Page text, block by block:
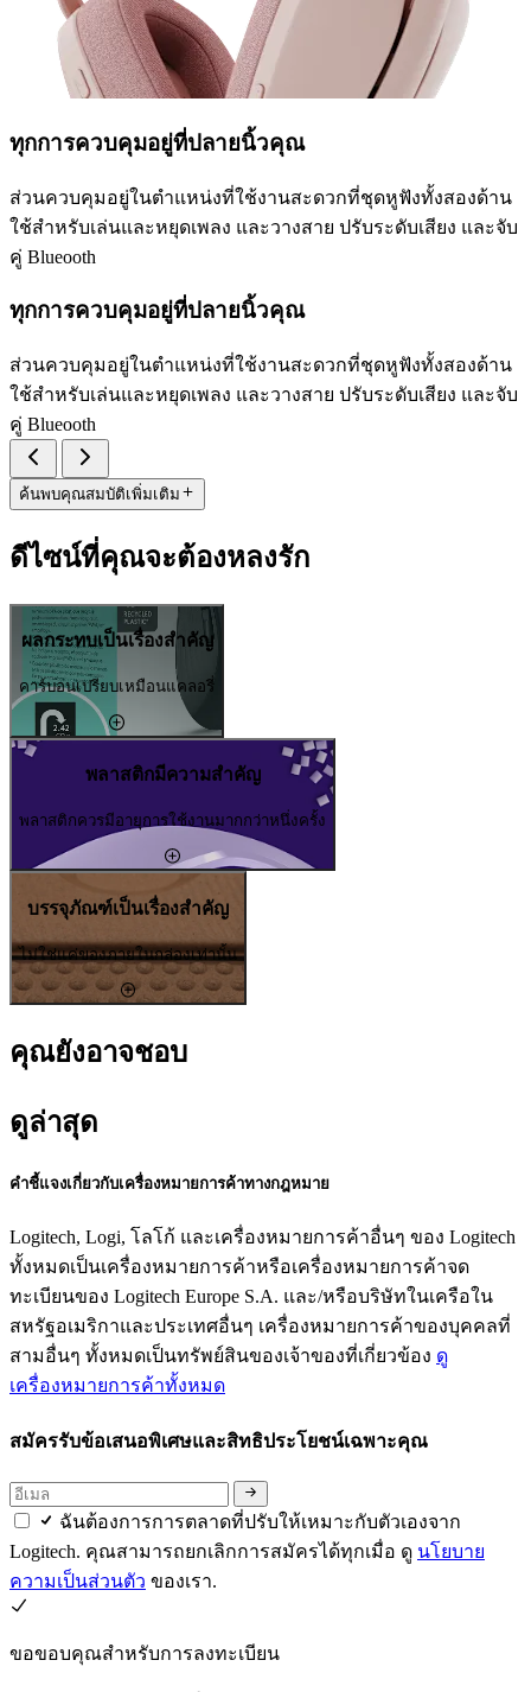
ทุกการควบคุมอยู่ที่ปลายนิ้วคุณ
ส่วนควบคุมอยู่ในตำแหน่งที่ใช้งานสะดวกที่ชุดหูฟังทั้งสองด้าน
ใช้สำหรับเล่นและหยุดเพลง และวางสาย ปรับระดับเสียง และจับ
คู่ Blueooth
ทุกการควบคุมอยู่ที่ปลายนิ้วคุณ
ส่วนควบคุมอยู่ในตำแหน่งที่ใช้งานสะดวกที่ชุดหูฟังทั้งสองด้าน
ใช้สำหรับเล่นและหยุดเพลง และวางสาย ปรับระดับเสียง และจับ
คู่ Blueooth
ค้นพบคุณสมบัติเพิ่มเติม
ดีไซน์ที่คุณจะต้องหลงรัก
ผลกระทบเป็นเรื่องสำคัญ
คาร์บอนเปรียบเหมือนแคลอรี่
พลาสติกมีความสำคัญ
พลาสติกควรมีอายุการใช้งานมากกว่าหนึ่งครั้ง
บรรจุภัณฑ์เป็นเรื่องสำคัญ
ไม่ใช่แค่ของภายในกล่องเท่านั้น
คุณยังอาจชอบ
ดูล่าสุด
คำชี้แจงเกี่ยวกับเครื่องหมายการค้าทางกฎหมาย
Logitech, Logi, โลโก้ และเครื่องหมายการค้าอื่นๆ ของ Logitech
ทั้งหมดเป็นเครื่องหมายการค้าหรือเครื่องหมายการค้าจด
ทะเบียนของ Logitech Europe S.A. และ/หรือบริษัทในเครือใน
สหรัฐอเมริกาและประเทศอื่นๆ เครื่องหมายการค้าของบุคคลที่
สามอื่นๆ ทั้งหมดเป็นทรัพย์สินของเจ้าของที่เกี่ยวข้อง ดู
เครื่องหมายการค้าทั้งหมด
สมัครรับข้อเสนอพิเศษและสิทธิประโยชน์เฉพาะคุณ
ฉันต้องการการตลาดที่ปรับให้เหมาะกับตัวเองจาก
Logitech. คุณสามารถยกเลิกการสมัครได้ทุกเมื่อ ดู นโยบาย
ความเป็นส่วนตัว ของเรา.
ขอขอบคุณสำหรับการลงทะเบียน